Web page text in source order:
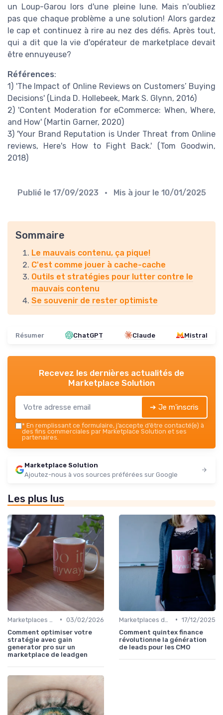
un Loup-Garou lors d'une pleine lune. Mais n'oubliez
pas que chaque problème a une solution! Alors gardez
le cap et continuez à rire au nez des défis. Après tout,
qui a dit que la vie d'opérateur de marketplace devait
être ennuyeuse?
Références:
1) 'The Impact of Online Reviews on Customers’ Buying
Decisions' (Linda D. Hollebeek, Mark S. Glynn, 2016)
2) 'Content Moderation for eCommerce: When, Where,
and How' (Martin Garner, 2020)
3) 'Your Brand Reputation is Under Threat from Online
reviews, Here's How to Fight Back.' (Tom Goodwin,
2018)
Publié le 17/09/2023 • Mis à jour le 10/01/2025
Sommaire
Le mauvais contenu, ça pique!
C'est comme jouer à cache-cache
Outils et stratégies pour lutter contre le
mauvais contenu
Se souvenir de rester optimiste
Résumer ChatGPT Claude Mistral
Recevez les dernières actualités de
Marketplace Solution
➔ Je m'inscris
* En remplissant ce formulaire, j’accepte d’être contacté(e) à
des fins commerciales par Marketplace Solution et ses
partenaires.
Marketplace Solution
Ajoutez-nous à vos sources préférées sur Google
Les plus lus
• 03/02/2026
Comment optimiser votre
stratégie avec gain
generator pro sur un
marketplace de leadgen
• 17/12/2025
Comment quintex finance
révolutionne la génération
de leads pour les CMO